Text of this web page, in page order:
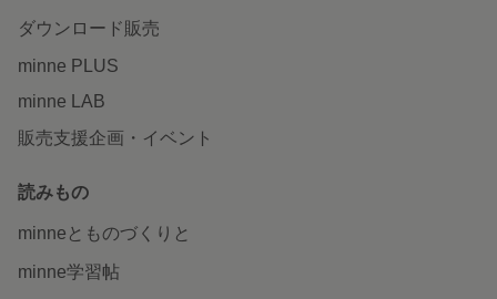
ダウンロード販売
minne PLUS
minne LAB
販売支援企画・イベント
読みもの
minneとものづくりと
minne学習帖